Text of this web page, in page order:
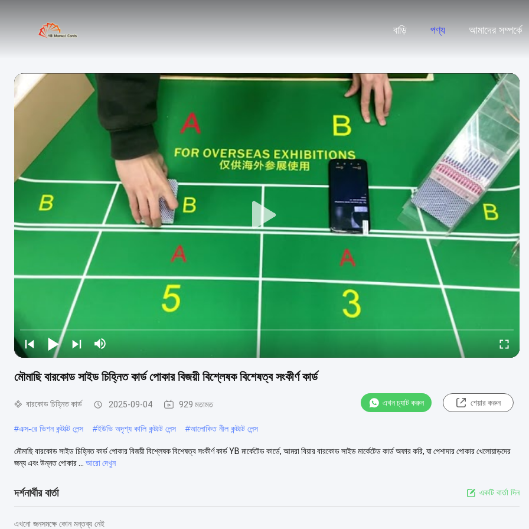
বাড়ি পণ্য আমাদের সম্পর্কে
মৌমাছি বারকোড সাইড চিহ্নিত কার্ড পোকার বিজয়ী বিশ্লেষক বিশেষত্ব সংকীর্ণ কার্ড
বারকোড চিহ্নিত কার্ড 2025-09-04 929 মতামত এখন চ্যাট করুন শেয়ার করুন
#এক্স-রে ভিশন কন্টাক্ট লেন্স #ইউভি অদৃশ্য কালি কন্টাক্ট লেন্স #আলোকিত নীল কন্টাক্ট লেন্স
মৌমাছি বারকোড সাইড চিহ্নিত কার্ড পোকার বিজয়ী বিশ্লেষক বিশেষত্ব সংকীর্ণ কার্ড YB মার্কেটেড কার্ডে, আমরা বিয়ার বারকোড সাইড মার্কেটেড কার্ড অফার করি, যা পেশাদার পোকার খেলোয়াড়দের
জন্য এবং উন্নত পোকার ...
আরো দেখুন
দর্শনার্থীর বার্তা একটি বার্তা দিন
এখনো জনসমক্ষে কোন মন্তব্য নেই